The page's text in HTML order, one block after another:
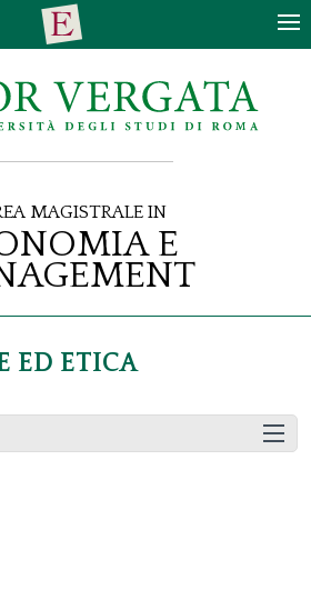
Magistrale in
e
ED ETICA